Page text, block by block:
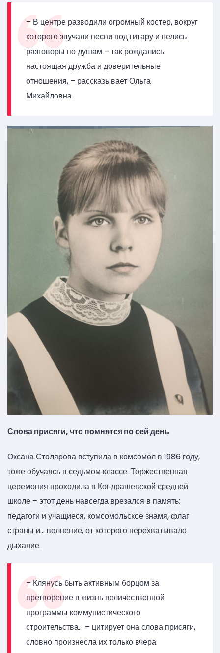
– В центре разводили огромный костер, вокруг
которого звучали песни под гитару и велись
разговоры по душам – так рождались
настоящая дружба и доверительные
отношения, – рассказывает Ольга
Михайловна.
Слова присяги, что помнятся по сей день
Оксана Столярова вступила в комсомол в 1986 году,
тоже обучаясь в седьмом классе. Торжественная
церемония проходила в Кондрашевской средней
школе – этот день навсегда врезался в память:
педагоги и учащиеся, комсомольское знамя, флаг
страны и… волнение, от которого перехватывало
дыхание.
– Клянусь быть активным борцом за
претворение в жизнь величественной
программы коммунистического
строительства… – цитирует она слова присяги,
словно произнесла их только вчера.